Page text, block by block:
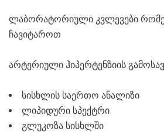
ლაბორატორიული კვლევები
ჩავიტაროთ
არტერიული ჰიპერტენზიის
სისხლის საერთო ანალიზი
ლიპიდური სპექტრი
გლუკოზა სისხლში